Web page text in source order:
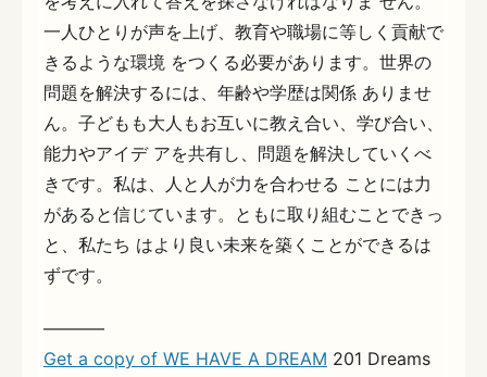
一人ひとりが声を上げ、教育や職場に等しく貢献で
きるような環境 をつくる必要があります。世界の
問題を解決するには、年齢や学歴は関係 ありませ
ん。子どもも大人もお互いに教え合い、学び合い、
能力やアイデ アを共有し、問題を解決していくべ
きです。私は、人と人が力を合わせる ことには力
があると信じています。ともに取り組むことできっ
と、私たち はより良い未来を築くことができるは
ずです。
———–
Get a copy of WE HAVE A DREAM 201 Dreams